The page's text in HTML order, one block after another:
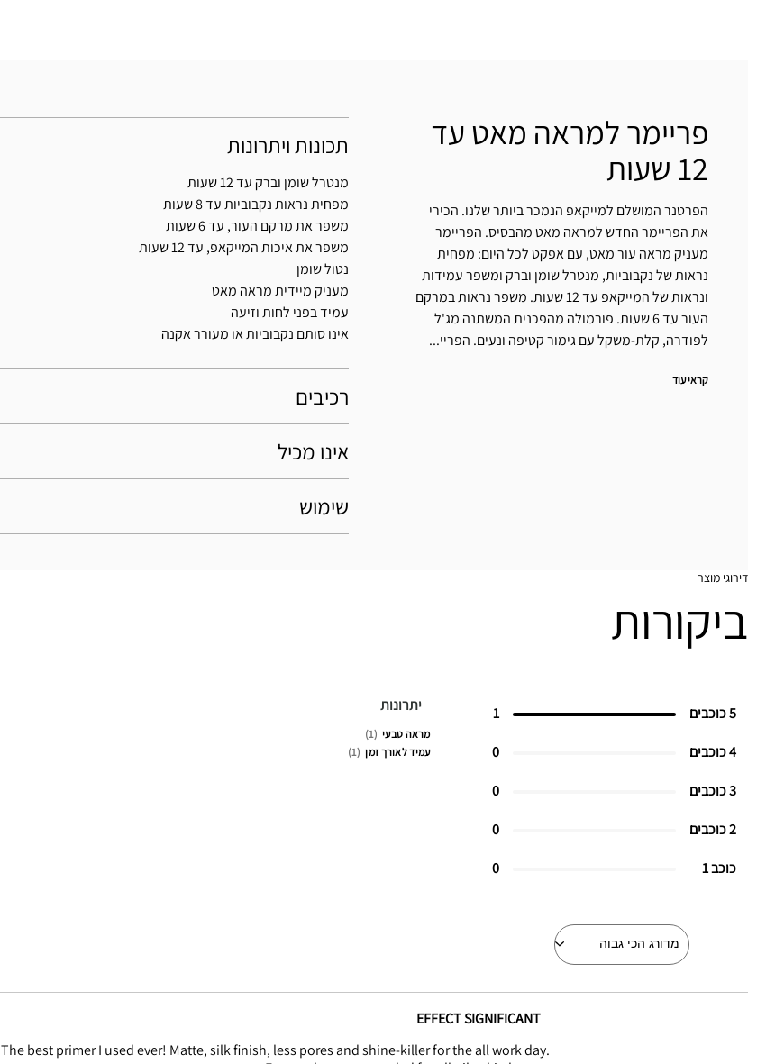
פריימר למראה מאט עד
12 שעות
הפרטנר המושלם למייקאפ הנמכר ביותר שלנו. הכירי
את הפריימר החדש למראה מאט מהבסיס. הפריימר
מעניק מראה עור מאט, עם אפקט לכל היום: מפחית
נראות של נקבוביות, מנטרל שומן וברק ומשפר עמידות
ונראות של המייקאפ עד 12 שעות. משפר נראות במרקם
העור עד 6 שעות. פורמולה מהפכנית המשתנה מג'ל
לפודרה, קלת-משקל עם גימור קטיפה ונעים. הפריי...
קראי עוד
תכונות ויתרונות
מנטרל שומן וברק עד 12 שעות
מפחית נראות נקבוביות עד 8 שעות
משפר את מרקם העור, עד 6 שעות
משפר את איכות המייקאפ, עד 12 שעות
נטול שומן
מעניק מיידית מראה מאט
עמיד בפני לחות וזיעה
אינו סותם נקבוביות או מעורר אקנה
רכיבים
אינו מכיל
שימוש
דירוגי מוצר
ביקורות
5 כוכבים 1
4 כוכבים 0
3 כוכבים 0
2 כוכבים 0
כוכב 1 0
יתרונות
מראה טבעי
1
עמיד לאורך זמן
1
EFFECT SIGNIFICANT
The best primer I used ever! Matte, silk finish, less pores and shine-killer for the all work day.